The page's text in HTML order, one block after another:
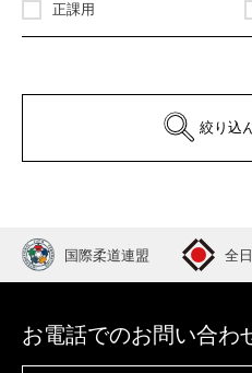
正課用
絞り込
国際柔道連盟 全
お電話でのお問い合わ